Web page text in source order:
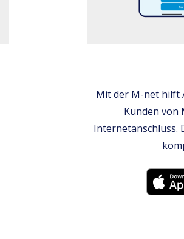
Mit der M-net hilft
Kunden von
Internetanschluss.